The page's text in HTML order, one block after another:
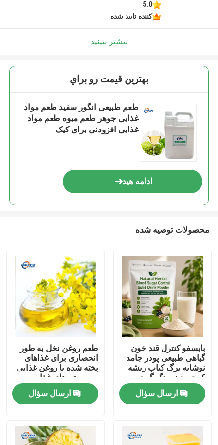
خونه
ویدیو
5.0
کننده تایید شده
بیشتر ببینید
بهترين قيمت رو براي
طعم طبیعی انگور سفید طعم مواد
غذایی جوهر طعم میوه طعم مواد
غذایی افزودنی برای کیک
ادامه هید
محصولات توصیه شده
بایسفو کنترل قند خون
گیاهی طبیعی پودر جامد
نوشابه برگ کباب ریشه
کوجو جینسینگ گوجی
بیری دانه کاسیا برای
حمایت از قند خون سالم
ارسال سؤال
طعم روغن نخل به طور
انحصاری برای غذاهای
پخته شده با روغن غذایی
و سیستم های غذایی
پخت و پز چینی توسعه
یافته استارسال سؤال